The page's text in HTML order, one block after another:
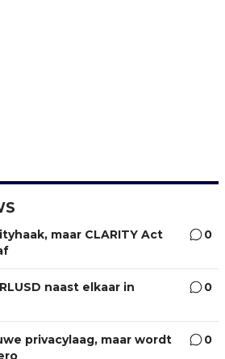
maar CLARITY Act
0
naast elkaar in
0
privacylaag, maar wordt
0